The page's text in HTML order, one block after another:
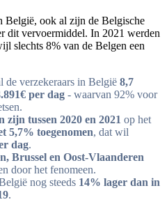
België, ook al zijn de Belgische
dit vervoermiddel. In 2021 werden
slechts 8% van de Belgen een
de verzekeraars in België 8,7
per dag - waarvan 92% voor
zijn tussen 2020 en 2021 op het
5,7% toegenomen, dat wil
dag.
Brussel en Oost-Vlaanderen
door het fenomeen.
nog steeds 14% lager dan in
.